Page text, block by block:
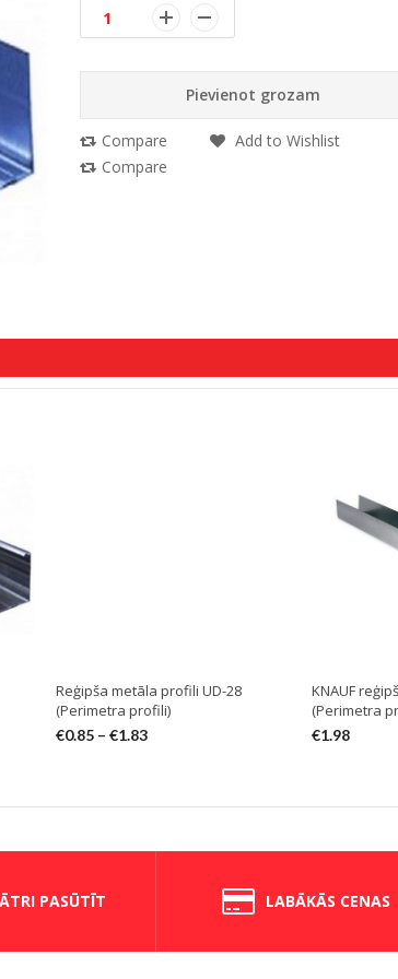
Pievienot grozam
Compare
Add to Wishlist
Compare
Reģipša metāla profili UD-28
(Perimetra profili)
€0.85 –€1.83
KNAUF
(Perimetra
€1.98
PASŪTĪT LABĀKĀS CENAS